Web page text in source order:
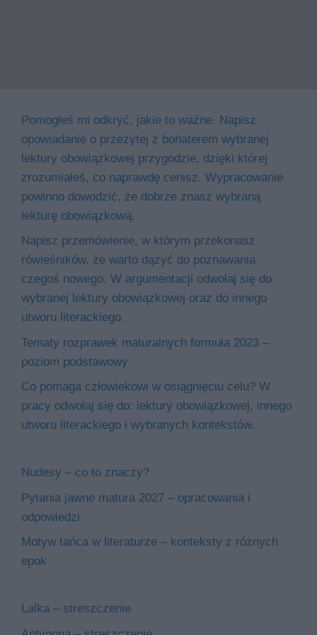
Pomogłeś mi odkryć, jakie to ważne. Napisz
opowiadanie o przeżytej z bohaterem wybranej
lektury obowiązkowej przygodzie, dzięki której
zrozumiałeś, co naprawdę cenisz. Wypracowanie
powinno dowodzić, że dobrze znasz wybraną
lekturę obowiązkową.
Napisz przemówienie, w którym przekonasz
rówieśników, że warto dążyć do poznawania
czegoś nowego. W argumentacji odwołaj się do
wybranej lektury obowiązkowej oraz do innego
utworu literackiego.
Tematy rozprawek maturalnych formuła 2023 –
poziom podstawowy
Co pomaga człowiekowi w osiągnięciu celu? W
pracy odwołaj się do: lektury obowiązkowej, innego
utworu literackiego i wybranych kontekstów.
Nudesy – co to znaczy?
Pytania jawne matura 2027 – opracowania i
odpowiedzi
Motyw tańca w literaturze – konteksty z różnych
epok
Lalka – streszczenie